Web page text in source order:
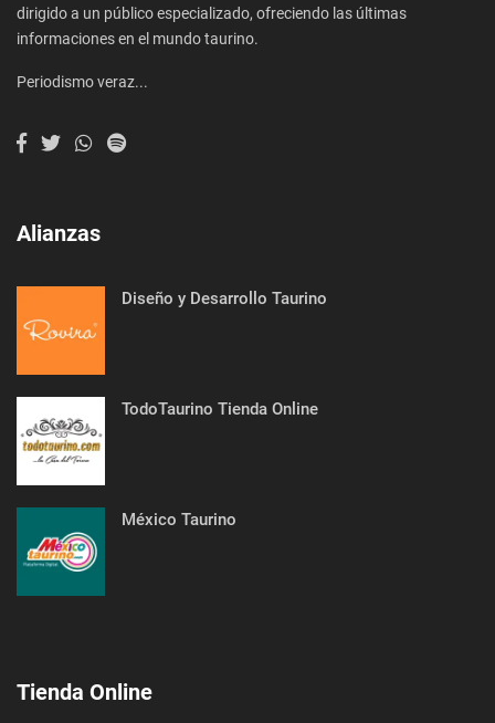
dirigido a un público especializado, ofreciendo las últimas
informaciones en el mundo taurino.
Periodismo veraz...
Alianzas
Diseño y Desarrollo Taurino
TodoTaurino Tienda Online
México Taurino
Tienda Online